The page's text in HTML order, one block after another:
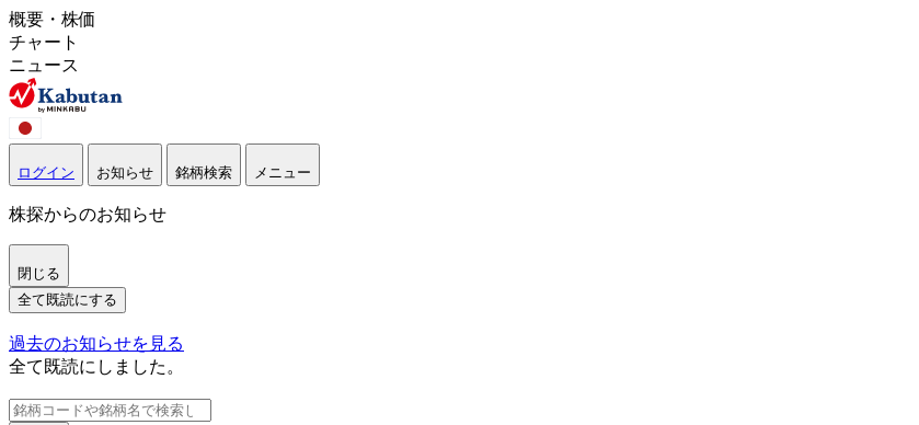
概要・株価
チャート
ニュース
ログイン お知らせ 銘柄検索 メニュー
株探からのお知らせ
閉じる
全て既読にする
過去のお知らせを見る
全て既読にしました。